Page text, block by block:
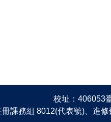
校址：406053
課務組 8012(代表號)、進